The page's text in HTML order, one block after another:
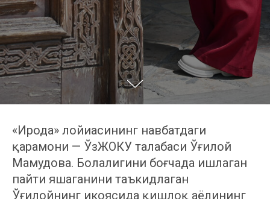
«Ирода» лойиҳасининг навбатдаги
қаҳрамони — ЎзЖОКУ талабаси Ўғилой
Маҳмудова. Болалигини боғчада ишлаган
пайти яшаганини таъкидлаган
Ўғилойнинг ҳикоясида қишлоқ аёлининг